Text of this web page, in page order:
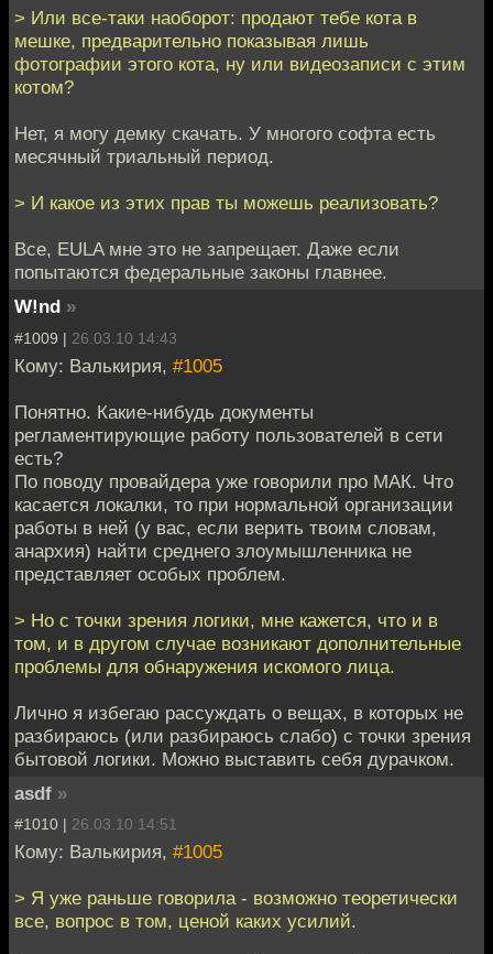
> Или все-таки наоборот: продают тебе кота в
мешке, предварительно показывая лишь
фотографии этого кота, ну или видеозаписи с этим
котом?
Нет, я могу демку скачать. У многого софта есть
месячный триальный период.
> И какое из этих прав ты можешь реализовать?
Все, EULA мне это не запрещает. Даже если
попытаются федеральные законы главнее.
W!nd »
#1009 | 26.03.10 14:43
Кому: Валькирия, #1005
Понятно. Какие-нибудь документы
регламентирующие работу пользователей в сети
есть?
По поводу провайдера уже говорили про МАК. Что
касается локалки, то при нормальной организации
работы в ней (у вас, если верить твоим словам,
анархия) найти среднего злоумышленника не
представляет особых проблем.
> Но с точки зрения логики, мне кажется, что и в
том, и в другом случае возникают дополнительные
проблемы для обнаружения искомого лица.
Лично я избегаю рассуждать о вещах, в которых не
разбираюсь (или разбираюсь слабо) с точки зрения
бытовой логики. Можно выставить себя дурачком.
asdf »
#1010 | 26.03.10 14:51
Кому: Валькирия, #1005
> Я уже раньше говорила - возможно теоретически
все, вопрос в том, ценой каких усилий.